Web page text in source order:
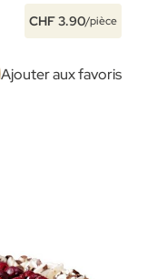
CHF 3.90/pièce
Ajouter aux favoris